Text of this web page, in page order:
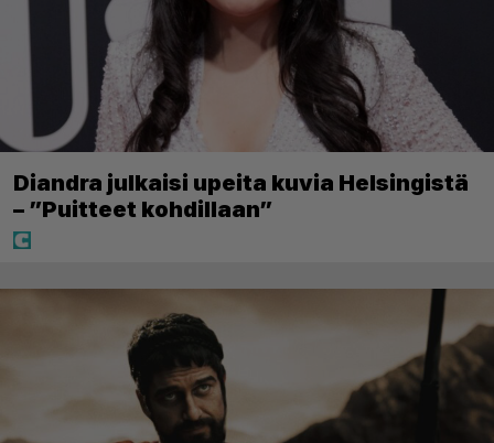
Diandra julkaisi upeita kuvia Helsingistä
– ”Puitteet kohdillaan”